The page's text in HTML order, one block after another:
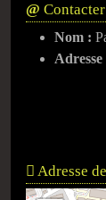
Nom :
Adresse